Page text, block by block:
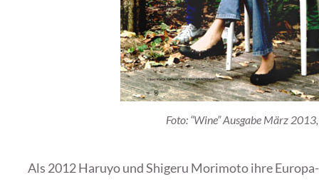
Foto: “Wine” Ausgabe März
Als 2012 Haruyo und Shigeru Morimoto ihre